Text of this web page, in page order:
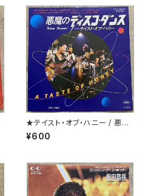
★テイスト・オブ・ハニー / 悪魔
のディスコ・ダンス
¥600